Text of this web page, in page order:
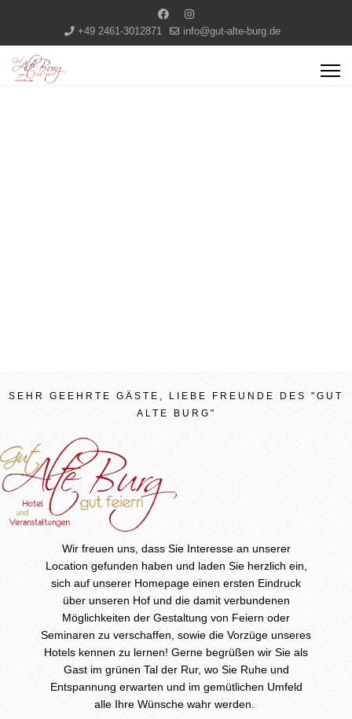
+49 2461-3012871 info@gut-alte-burg.de
SEHR GEEHRTE GÄSTE, LIEBE FREUNDE DES "GUT
ALTE BURG"
Wir freuen uns, dass Sie Interesse an unserer
Location gefunden haben und laden Sie herzlich ein,
sich auf unserer Homepage einen ersten Eindruck
über unseren Hof und die damit verbundenen
Möglichkeiten der Gestaltung von Feiern oder
Seminaren zu verschaffen, sowie die Vorzüge unseres
Hotels kennen zu lernen! Gerne begrüßen wir Sie als
Gast im grünen Tal der Rur, wo Sie Ruhe und
Entspannung erwarten und im gemütlichen Umfeld
alle Ihre Wünsche wahr werden.